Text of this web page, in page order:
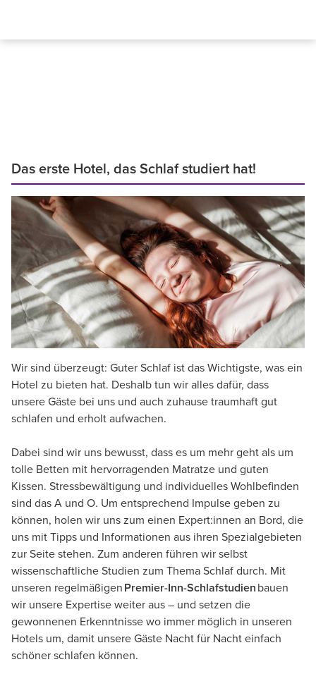
Das erste Hotel, das Schlaf studiert hat!
Wir sind überzeugt: Guter Schlaf ist das Wichtigste, was ein
Hotel zu bieten hat. Deshalb tun wir alles dafür, dass
unsere Gäste bei uns und auch zuhause traumhaft gut
schlafen und erholt aufwachen.
Dabei sind wir uns bewusst, dass es um mehr geht als um
tolle Betten mit hervorragenden Matratze und guten
Kissen. Stressbewältigung und individuelles Wohlbefinden
sind das A und O. Um entsprechend Impulse geben zu
können, holen wir uns zum einen Expert:innen an Bord, die
uns mit Tipps und Informationen aus ihren Spezialgebieten
zur Seite stehen. Zum anderen führen wir selbst
wissenschaftliche Studien zum Thema Schlaf durch. Mit
unseren regelmäßigen Premier-Inn-Schlafstudien bauen
wir unsere Expertise weiter aus – und setzen die
gewonnenen Erkenntnisse wo immer möglich in unseren
Hotels um, damit unsere Gäste Nacht für Nacht einfach
schöner schlafen können.